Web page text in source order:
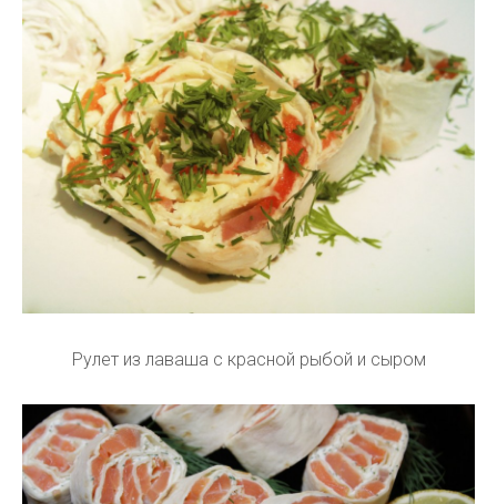
Рулет из лаваша с красной рыбой и сыром